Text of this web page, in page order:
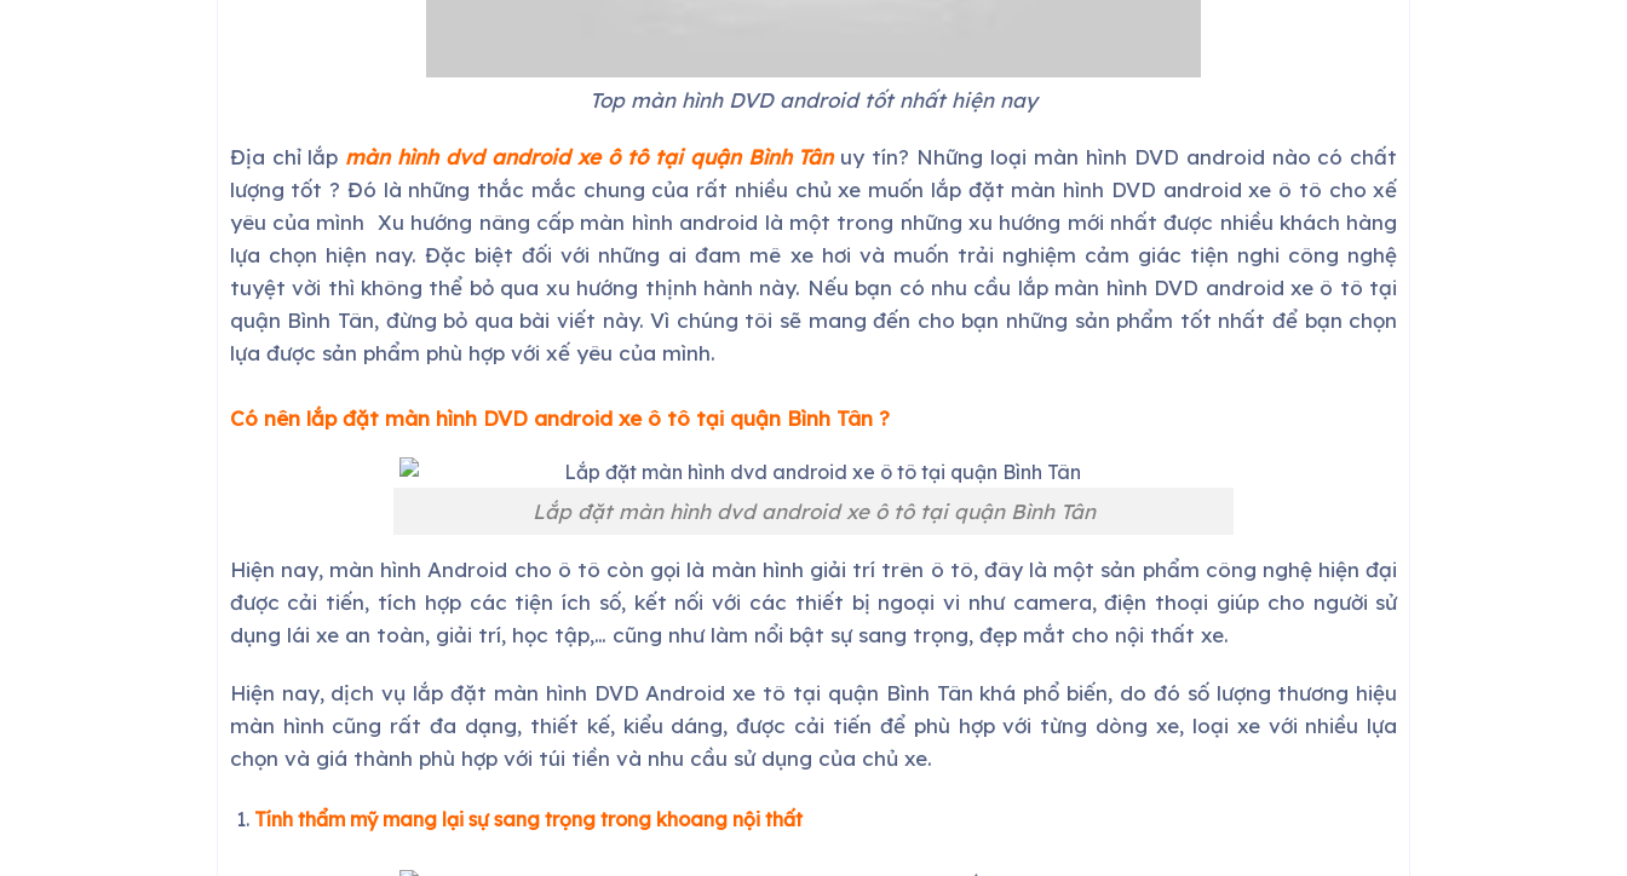
Top màn hình DVD android tốt nhất hiện nay
Địa chỉ lắp màn hình dvd android xe ô tô tại quận Bình Tân uy tín? Những loại màn hình DVD android nào có chất
lượng tốt ? Đó là những thắc mắc chung của rất nhiều chủ xe muốn lắp đặt màn hình DVD android xe ô tô cho xế
yêu của mình Xu hướng nâng cấp màn hình android là một trong những xu hướng mới nhất được nhiều khách hàng
lựa chọn hiện nay. Đặc biệt đối với những ai đam mê xe hơi và muốn trải nghiệm cảm giác tiện nghi công nghệ
tuyệt vời thì không thể bỏ qua xu hướng thịnh hành này. Nếu bạn có nhu cầu lắp màn hình DVD android xe ô tô tại
quận Bình Tân, đừng bỏ qua bài viết này. Vì chúng tôi sẽ mang đến cho bạn những sản phẩm tốt nhất để bạn chọn
lựa được sản phẩm phù hợp với xế yêu của mình.
Có nên lắp đặt màn hình DVD android xe ô tô tại quận Bình Tân?
Lắp đặt màn hình dvd android xe ô tô tại quận Bình Tân
Hiện nay, màn hình Android cho ô tô còn gọi là màn hình giải trí trên ô tô, đây là một sản phẩm công nghệ hiện đại
được cải tiến, tích hợp các tiện ích số, kết nối với các thiết bị ngoại vi như camera, điện thoại giúp cho người sử
dụng lái xe an toàn, giải trí, học tập,… cũng như làm nổi bật sự sang trọng, đẹp mắt cho nội thất xe.
Hiện nay, dịch vụ lắp đặt màn hình DVD Android xe tô tại quận Bình Tân khá phổ biến, do đó số lượng thương hiệu
màn hình cũng rất đa dạng, thiết kế, kiểu dáng, được cải tiến để phù hợp với từng dòng xe, loại xe với nhiều lựa
chọn và giá thành phù hợp với túi tiền và nhu cầu sử dụng của chủ xe.
Tính thẩm mỹ mang lại sự sang trọng trong khoang nội thất